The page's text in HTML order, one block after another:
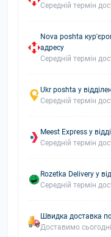
Середній термін
Nova poshta
адресу
Середній термін
Ukr poshta у
Середній термін
Meest Express у
Середній термін
Rozetka Delivery у
Середній термін
Швидка доставка
Доставимо сьогодні